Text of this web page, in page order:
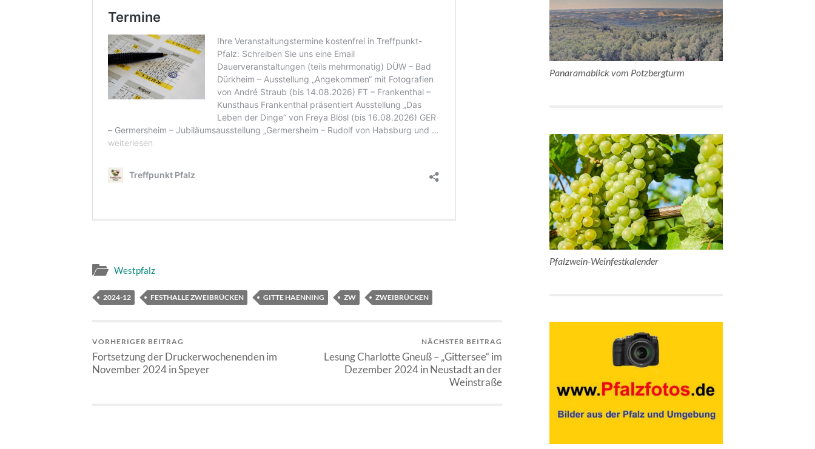
Westpfalz
2024-12 FESTHALLE ZWEIBRÜCKEN GITTE HAENNING ZW ZWEIBRÜCKEN
VORHERIGER BEITRAG
Fortsetzung der Druckerwochenenden im
November 2024 in Speyer
NÄCHSTER BEITRAG
Lesung Charlotte Gneuß – „Gittersee“ im
Dezember 2024 in Neustadt an der
Weinstraße
Panaramablick vom Potzbergturm
Pfalzwein-Weinfestkalender